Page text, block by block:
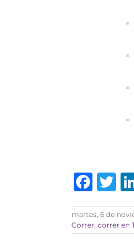
martes, 6 de
Correr correr en